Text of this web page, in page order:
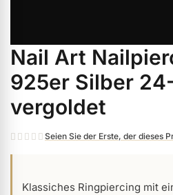
Gel Polish anzeigen
Acryl anzeigen
Nagellack & Flüssigkeiten
Zum
Anfang
der
Bildgalerie
springen
Nail Art
925er Silber
vergoldet
Seien Sie der Erste, der dieses
Klassiches Ringpiercing mit